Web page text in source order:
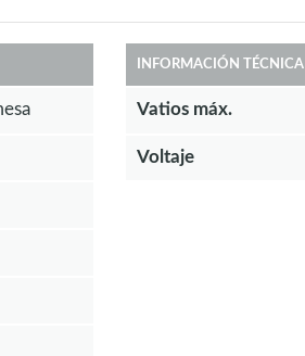
INFORMACIÓN TÉCNICA
Vatios máx.
Voltaje